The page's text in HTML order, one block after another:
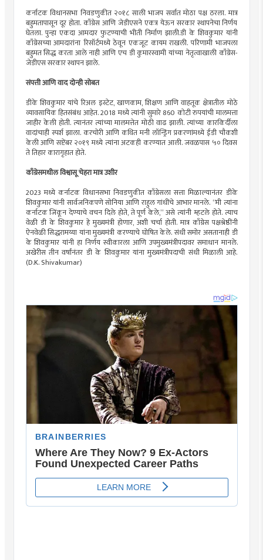
कर्नाटक विधानसभा निवडणुकीत २०१८ साली भाजप सर्वात मोठा पक्ष ठरला. मात्र
बहुमतापासून दूर होता. काँग्रेस आणि जेडीएसने एकत्र येऊन सरकार स्थापनेचा निर्णय
घेतला. पुन्हा एकदा आमदार फुटण्याची भीती निर्माण झाली.डी के शिवकुमार यांनी
काँग्रेसच्या आमदारांना रिसॉर्टमध्ये ठेवून एकजूट कायम राखली. परिणामी भाजपला
बहुमत सिद्ध करता आले नाही आणि एच डी कुमारस्वामी यांच्या नेतृत्वाखाली काँग्रेस-
जेडीएस सरकार स्थापन झाले.
संपत्ती आणि वाद दोन्ही सोबत
डीके शिवकुमार यांचे रिअल इस्टेट, खाणकाम, शिक्षण आणि वाहतूक क्षेत्रातील मोठे
व्यावसायिक हितसंबंध आहेत. 2018 मध्ये त्यांनी सुमारे 860 कोटी रुपयांची मालमत्ता
जाहीर केली होती. त्यानंतर त्यांच्या मालमत्तेत मोठी वाढ झाली. त्यांच्या कारकिर्दीला
वादांचाही स्पर्श झाला. करचोरी आणि कथित मनी लॉन्ड्रिंग प्रकरणांमध्ये ईडी चौकशी
केली आणि सप्टेंबर २०१९ मध्ये त्यांना अटकही करण्यात आली. जवळपास ५० दिवस
ते तिहार कारागृहात होते.
काँग्रेसमधील विश्वासू चेहरा मात्र उशीर
2023 मध्ये कर्नाटक विधानसभा निवडणुकीत काँग्रेसला सत्ता मिळाल्यानंतर डीके
शिवकुमार यांनी सार्वजनिकपणे सोनिया आणि राहुल गांधींचे आभार मानले. “मी त्यांना
कर्नाटक जिंकून देण्याचे वचन दिले होते, ते पूर्ण केले,” असे त्यांनी म्हटले होते. त्याच
वेळी डी के शिवकुमार हे मुख्यमंत्री होणार, अशी चर्चा होती. मात्र काँग्रेस पक्षश्रेष्ठींनी
ऐनवेळी सिद्धरामय्या यांना मुख्यमंत्री करण्याचे घोषित केले. संधी समोर असतानाही डी
के शिवकुमार यांनी हा निर्णय स्वीकारला आणि उपमुख्यमंत्रीपदावर समाधान मानले.
अखेरीस तीन वर्षांनंतर डी के शिवकुमार यांना मुख्यमंत्रीपदाची संधी मिळाली आहे.
(D.K. Shivakumar)